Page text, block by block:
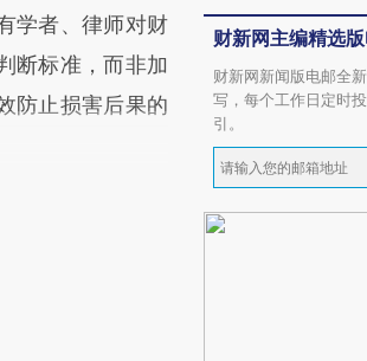
学者、律师对财
断标准，而非加
防止损害后果的
财新网主编精选
财新网新闻版电邮全
写，每个工作日定时
引。